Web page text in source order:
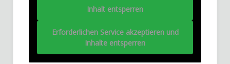
Inhalt entsperren
Erforderlichen Service akzeptieren und
Inhalte entsperren